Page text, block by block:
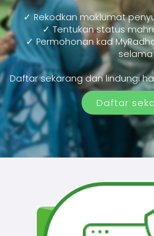
✓ Rekodkan maklumat
✓ Tentukan status
✓ Permohonan kad
Daftar sekarang dan lindungi
Daftar